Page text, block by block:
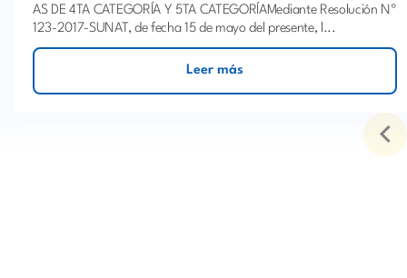
AS DE 4TA CATEGORÍA Y 5TA CATEGORÍAMediante Resolución Nº
123-2017-SUNAT, de fecha 15 de mayo del presente, l...
Leer más